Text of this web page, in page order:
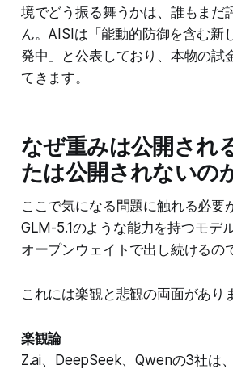
境でどう振る舞うかは、誰もまだ
ん。AISIは「能動的防御を含む新
発中」と公表しており、本物の試
てきます。
なぜ重みは公開され
たは公開されないの
ここで気になる問題に触れる必要
GLM-5.1のような能力を持つモデ
オープンウェイトで出し続けるの
これには楽観と悲観の両面があり
楽観論
Z.ai、DeepSeek、Qwenの3社は